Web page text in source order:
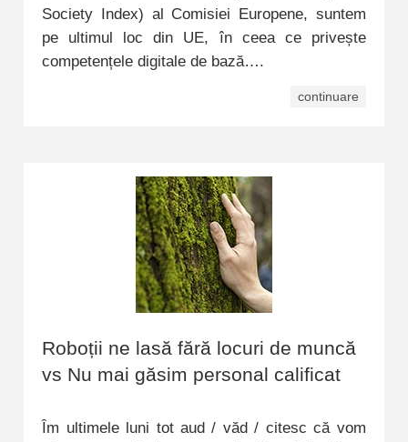
Society Index) al Comisiei Europene, suntem
pe ultimul loc din UE, în ceea ce privește
competențele digitale de bază….
continuare
Roboții ne lasă fără locuri de muncă
vs Nu mai găsim personal calificat
Îm ultimele luni tot aud / văd / citesc că vom